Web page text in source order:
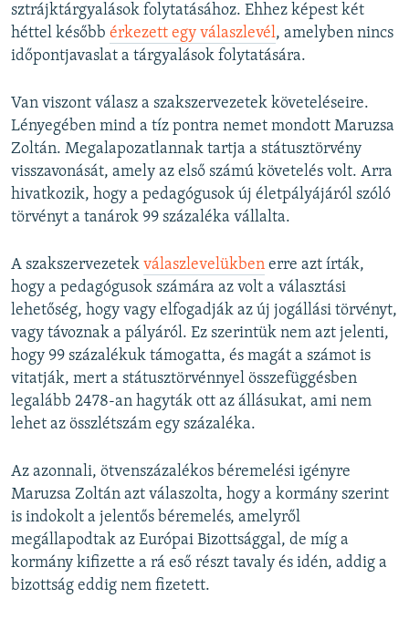
sztrájktárgyalások folytatásához. Ehhez képest két
héttel később érkezett egy válaszlevél, amelyben nincs
időpontjavaslat a tárgyalások folytatására.
Van viszont válasz a szakszervezetek követeléseire.
Lényegében mind a tíz pontra nemet mondott Maruzsa
Zoltán. Megalapozatlannak tartja a státusztörvény
visszavonását, amely az első számú követelés volt. Arra
hivatkozik, hogy a pedagógusok új életpályájáról szóló
törvényt a tanárok 99 százaléka vállalta.
A szakszervezetek válaszlevelükben erre azt írták,
hogy a pedagógusok számára az volt a választási
lehetőség, hogy vagy elfogadják az új jogállási törvényt,
vagy távoznak a pályáról. Ez szerintük nem azt jelenti,
hogy 99 százalékuk támogatta, és magát a számot is
vitatják, mert a státusztörvénnyel összefüggésben
legalább 2478-an hagyták ott az állásukat, ami nem
lehet az összlétszám egy százaléka.
Az azonnali, ötvenszázalékos béremelési igényre
Maruzsa Zoltán azt válaszolta, hogy a kormány szerint
is indokolt a jelentős béremelés, amelyről
megállapodtak az Európai Bizottsággal, de míg a
kormány kifizette a rá eső részt tavaly és idén, addig a
bizottság eddig nem fizetett.